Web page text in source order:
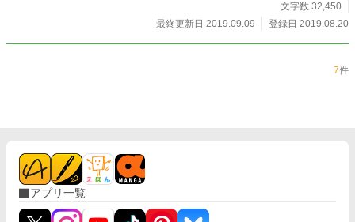
文字数 32,450
最終更新日 2019.09.09
登録日 2019.08.20
7件
アプリ一覧